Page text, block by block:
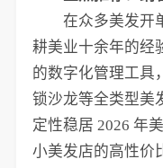
在众多美发开单
耕美业十余年的经
的数字化管理工具
锁沙龙等全类型美
定性稳居 2026 年
小美发店的高性价